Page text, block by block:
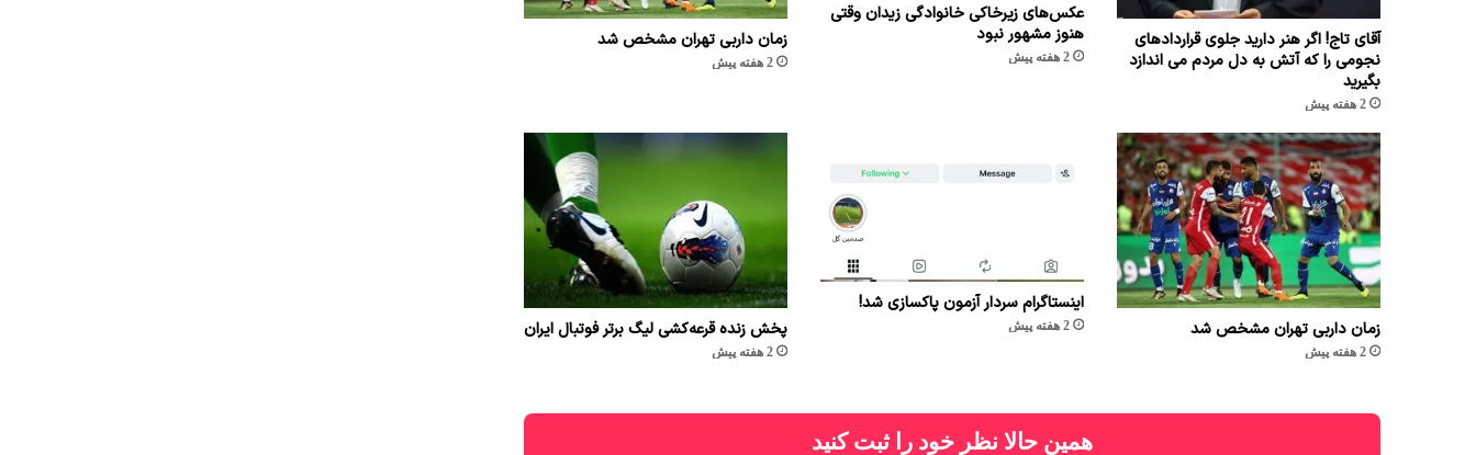
آقای تاج! اگر هنر دارید جلوی قراردادهای
نجومی را که آتش به دل مردم می اندازد
بگیرید
2 هفته پیش
عکس‌های زیرخاکی خانوادگی زیدان وقتی
هنوز مشهور نبود
2 هفته پیش
زمان داربی تهران مشخص شد
2 هفته پیش
زمان داربی تهران مشخص شد
2 هفته پیش
اینستاگرام سردار آزمون پاکسازی شد!
2 هفته پیش پخش زنده قرعه‌کشی لیگ برتر فوتبال ایران
2 هفته پیش
همین حالا نظر خود را ثبت کنید